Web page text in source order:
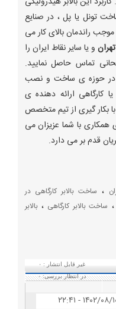
تونل یا پل ، در صنایع
راندمان بالای کار می
و یا سایر نقاط ایران را
تماس حاصل نمایید.
در حوزه ی ساخت و نصب
کارگاهی ارائه دهنده ی
بکار گیری از تیم متخصص
با شما عزیزان می
قدم بر می دارد.
، ساخت بالابر کارگاهی در
، ساخت بالابر کارگاهی ،بالابر
غیر قابل انتشار : ۰
در انتظار بررسی:۰
۰۸/۱۰ - ۲۲:۴۱